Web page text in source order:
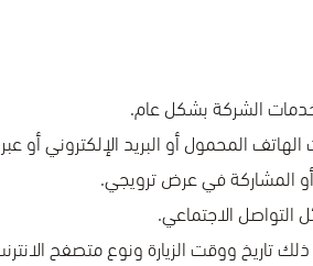
المحمول أو البريد الإلكتروني أو
المشاركة في عرض ترويجي.